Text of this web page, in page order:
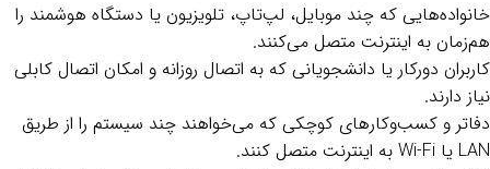
خانواده‌هایی که چند موبایل، لپ‌تاپ، تلویزیون یا دستگاه هوشمند را
هم‌زمان به اینترنت متصل می‌کنند.
کاربران دورکار یا دانشجویانی که به اتصال روزانه و امکان اتصال کابلی
نیاز دارند.
دفاتر و کسب‌وکارهای کوچکی که می‌خواهند چند سیستم را از طریق
LAN یا Wi-Fi به اینترنت متصل کنند.